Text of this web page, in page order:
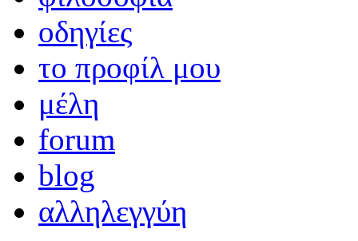
οδηγίες
το προφίλ μου
μέλη
forum
blog
αλληλεγγύη